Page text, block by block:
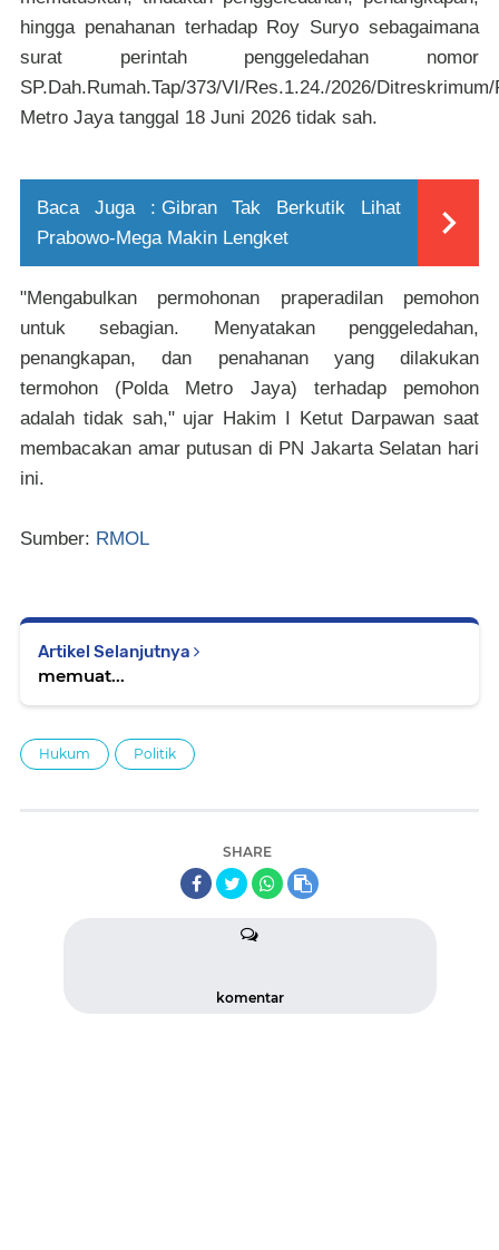
hingga penahanan terhadap Roy Suryo sebagaimana
surat perintah penggeledahan nomor
SP.Dah.Rumah.Tap/373/VI/Res.1.24./2026/Ditreskrimum/
Metro Jaya tanggal 18 Juni 2026 tidak sah.
Baca Juga : Gibran Tak Berkutik Lihat
Prabowo-Mega Makin Lengket
"Mengabulkan permohonan praperadilan pemohon
untuk sebagian. Menyatakan penggeledahan,
penangkapan, dan penahanan yang dilakukan
termohon (Polda Metro Jaya) terhadap pemohon
adalah tidak sah," ujar Hakim I Ketut Darpawan saat
membacakan amar putusan di PN Jakarta Selatan hari
ini.
Sumber: RMOL
Artikel Selanjutnya
memuat...
Hukum Politik
SHARE
komentar